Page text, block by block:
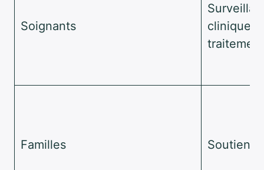
Soignants
clinique
traitement
Familles Soutien